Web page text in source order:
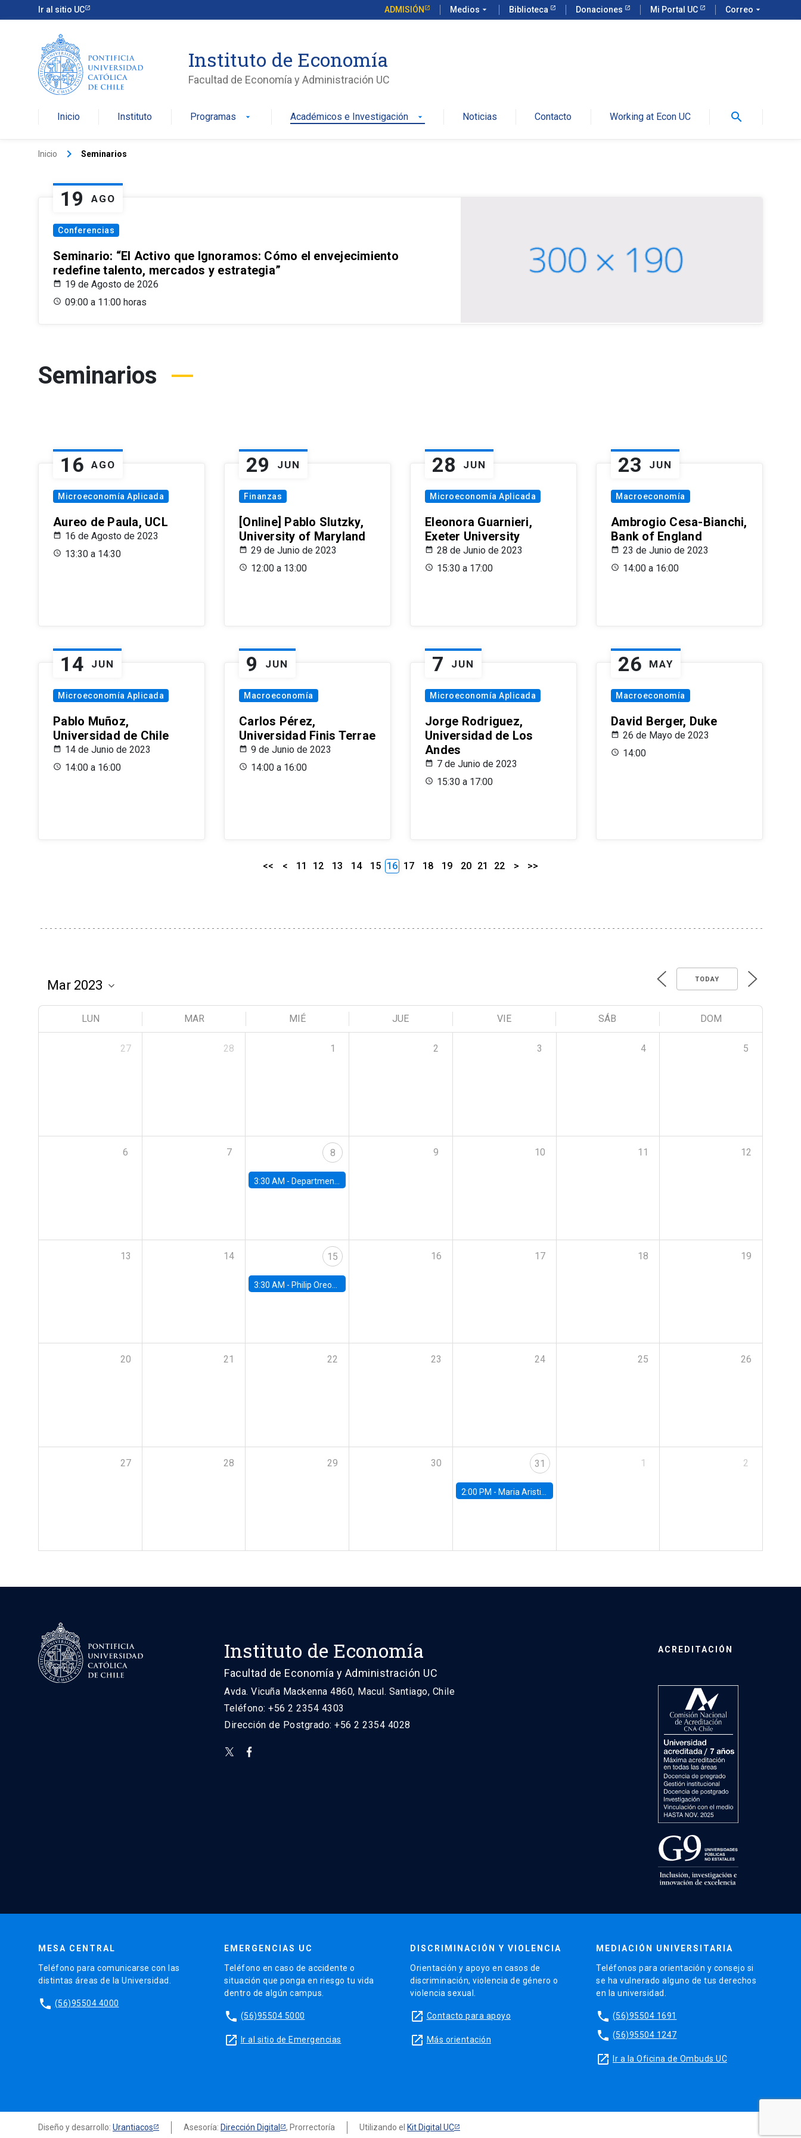
Ir al sitio UC ADMISIÓN Medios arrow_drop_down Biblioteca Donaciones Mi Portal UC Correo arrow_drop_down
Instituto de Economía
Facultad de Economía y Administración UC
Inicio Instituto Programas arrow_drop_down Académicos e Investigación arrow_drop_down Noticias Contacto Working at Econ UC search
Inicio keyboard_arrow_right Seminarios
19 AGO
Conferencias
Seminario: “El Activo que Ignoramos: Cómo el envejecimiento
redefine talento, mercados y estrategia”
19 de Agosto de 2026
09:00 a 11:00 horas
Seminarios
16 AGO
Microeconomía Aplicada
Aureo de Paula, UCL
16 de Agosto de 2023
13:30 a 14:30
29 JUN
Finanzas
[Online] Pablo Slutzky,
University of Maryland
29 de Junio de 2023
12:00 a 13:00
28 JUN
Microeconomía Aplicada
Eleonora Guarnieri,
Exeter University
28 de Junio de 2023
15:30 a 17:00
23 JUN
Macroeconomía
Ambrogio Cesa-Bianchi,
Bank of England
23 de Junio de 2023
14:00 a 16:00
14 JUN
Microeconomía Aplicada
Pablo Muñoz,
Universidad de Chile
14 de Junio de 2023
14:00 a 16:00
9 JUN
Macroeconomía
Carlos Pérez,
Universidad Finis Terrae
9 de Junio de 2023
14:00 a 16:00
7 JUN
Microeconomía Aplicada
Jorge Rodriguez,
Universidad de Los
Andes
7 de Junio de 2023
15:30 a 17:00
26 MAY
Macroeconomía
David Berger, Duke
26 de Mayo de 2023
14:00
<< < 11 12 13 14 15 16 17 18 19 20 21 22 > >>
TODAY
LUN MAR MIÉ JUE VIE SÁB DOM
27 28 1 2 3 4 5
6 7 8
3:30 AM - Department Seminar: James Robinson
9 10 11 12
13 14 15
3:30 AM - Philip Oreopolous, University of Toronto
16 17 18 19
20 21 22 23 24 25 26
27 28 29 30 31
2:00 PM - Maria Aristizabal-Ramirez, FED Board
1 2
Instituto de Economía
Facultad de Economía y Administración UC
Avda. Vicuña Mackenna 4860, Macul. Santiago, Chile
Teléfono: +56 2 2354 4303
Dirección de Postgrado: +56 2 2354 4028
ACREDITACIÓN
MESA CENTRAL
Teléfono para comunicarse con las
distintas áreas de la Universidad.
phone (56)95504 4000
EMERGENCIAS UC
Teléfono en caso de accidente o
situación que ponga en riesgo tu vida
dentro de algún campus.
phone (56)95504 5000
launch Ir al sitio de Emergencias
DISCRIMINACIÓN Y VIOLENCIA
Orientación y apoyo en casos de
discriminación, violencia de género o
violencia sexual.
launch Contacto para apoyo
launch Más orientación
MEDIACIÓN UNIVERSITARIA
Teléfonos para orientación y consejo si
se ha vulnerado alguno de tus derechos
en la universidad.
phone (56)95504 1691
phone (56)95504 1247
launch Ir a la Oficina de Ombuds UC
Diseño y desarrollo: Urantiacos Asesoría: Dirección Digital , Prorrectoría Utilizando el Kit Digital UC